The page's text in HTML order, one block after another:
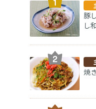
豚
し
焼